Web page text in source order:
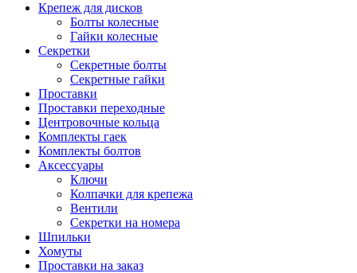
Крепеж для дисков
Болты колесные
Гайки колесные
Секретки
Секретные болты
Секретные гайки
Проставки
Проставки переходные
Центровочные кольца
Комплекты гаек
Комплекты болтов
Аксессуары
Ключи
Колпачки для крепежа
Вентили
Секретки на номера
Шпильки
Хомуты
Проставки на заказ